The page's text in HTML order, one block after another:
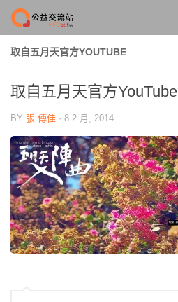
Skip to content
取自五月天官方YOUTUBE
取自五月天官方YouTube
BY 張 傳佳 · 8 2 月, 2014